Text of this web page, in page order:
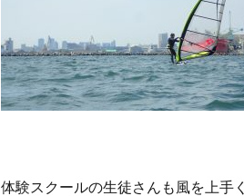
体験スクールの生徒さんも風を上手